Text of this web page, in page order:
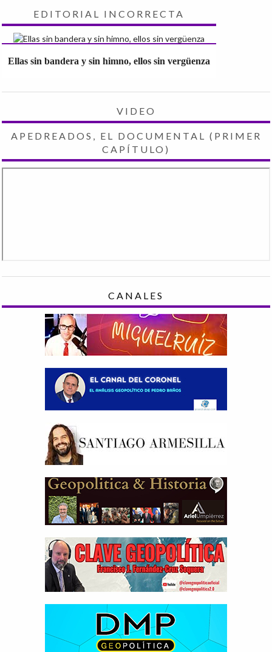
EDITORIAL INCORRECTA
Ellas sin bandera y sin himno, ellos sin vergüenza
VIDEO
APEDREADOS, EL DOCUMENTAL (PRIMER
CAPÍTULO)
CANALES